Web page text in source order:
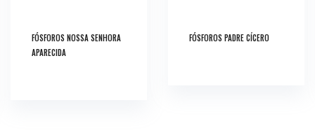
FÓSFOROS NOSSA SENHORA
APARECIDA
FÓSFOROS PADRE CÍCERO